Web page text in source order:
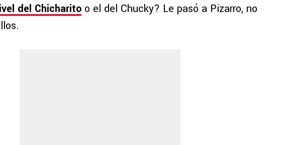
del Chicharito o el del Chucky? Le pasó a Pizarro, no